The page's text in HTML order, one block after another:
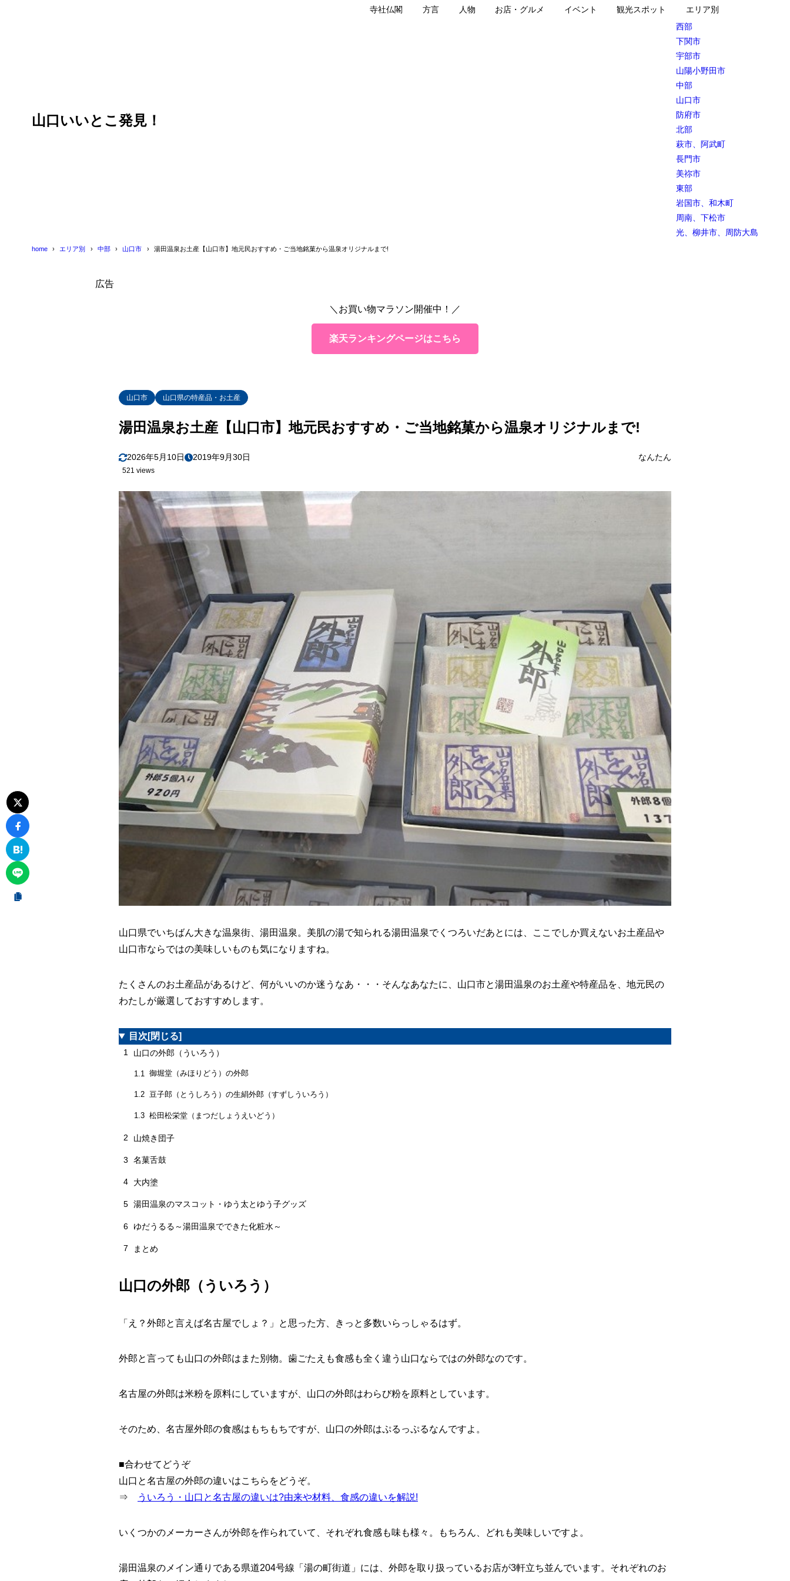
山口いいとこ発見！
寺社仏閣 方言 人物 お店・グルメ イベント 観光スポット
エリア別
西部
下関市
宇部市
山陽小野田市
中部
山口市
防府市
北部
萩市、阿武町
長門市
美祢市
東部
岩国市、和木町
周南、下松市
光、柳井市、周防大島
home エリア別 中部 山口市 湯田温泉お土産【山口市】地元民おすすめ・ご当地銘菓から温泉オリジナルまで!
広告
＼お買い物マラソン開催中！／
楽天ランキングページはこちら
山口市 山口県の特産品・お土産
湯田温泉お土産【山口市】地元民おすすめ・ご当地銘菓から温泉オリジナルまで!
2026年5月10日 2019年9月30日 なんたん
521 views
山口県でいちばん大きな温泉街、湯田温泉。美肌の湯で知られる湯田温泉でくつろいだあとには、ここでしか買えないお土産品や
山口市ならではの美味しいものも気になりますね。
たくさんのお土産品があるけど、何がいいのか迷うなあ・・・そんなあなたに、山口市と湯田温泉のお土産や特産品を、地元民の
わたしが厳選しておすすめします。
目次 [閉じる]
1 山口の外郎（ういろう）
1.1 御堀堂（みほりどう）の外郎
1.2 豆子郎（とうしろう）の生絹外郎（すずしういろう）
1.3 松田松栄堂（まつだしょうえいどう）
2 山焼き団子
3 名菓舌鼓
4 大内塗
5 湯田温泉のマスコット・ゆう太とゆう子グッズ
6 ゆだうるる～湯田温泉でできた化粧水～
7 まとめ
山口の外郎（ういろう）
「え？外郎と言えば名古屋でしょ？」と思った方、きっと多数いらっしゃるはず。
外郎と言っても山口の外郎はまた別物。歯ごたえも食感も全く違う山口ならではの外郎なのです。
名古屋の外郎は米粉を原料にしていますが、山口の外郎はわらび粉を原料としています。
そのため、名古屋外郎の食感はもちもちですが、山口の外郎はぷるっぷるなんですよ。
■合わせてどうぞ
山口と名古屋の外郎の違いはこちらをどうぞ。
⇒
ういろう・山口と名古屋の違いは?由来や材料、食感の違いを解説!
いくつかのメーカーさんが外郎を作られていて、それぞれ食感も味も様々。もちろん、どれも美味しいですよ。
湯田温泉のメイン通りである県道204号線「湯の町街道」には、外郎を取り扱っているお店が3軒立ち並んでいます。それぞれのお